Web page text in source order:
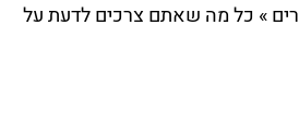
» כל מה שאתם צרכים לדעת על